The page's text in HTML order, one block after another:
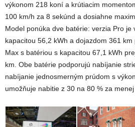
výkonom 218 koní a krútiacim
100 km/h za 8 sekúnd a dosiahne
Model ponúka dve batérie: verzia Pro je
kapacitou 56,2 kWh a dojazdom 361 km
Max s batériou s kapacitou 67,1 kWh
km. Obe batérie podporujú nabíjanie
nabíjanie jednosmerným prúdom s
umožňuje nabitie z 30 na 80 % za menej